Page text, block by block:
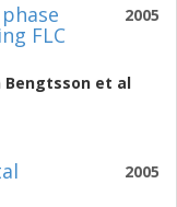
2005
FLC
Bengtsson et al
2005